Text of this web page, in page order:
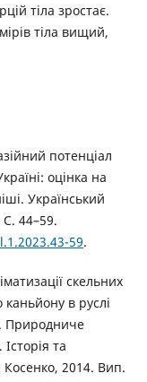
тіла зростає.
тіла вищий,
потенціал
оцінка на
Український
44–59.
59.
скельних
в руслі
Природниче
та
2014. Вип.